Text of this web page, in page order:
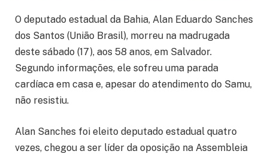
O deputado estadual da Bahia, Alan Eduardo Sanches
dos Santos (União Brasil), morreu na madrugada
deste sábado (17), aos 58 anos, em Salvador.
Segundo informações, ele sofreu uma parada
cardíaca em casa e, apesar do atendimento do Samu,
não resistiu.
Alan Sanches foi eleito deputado estadual quatro
vezes, chegou a ser líder da oposição na Assembleia